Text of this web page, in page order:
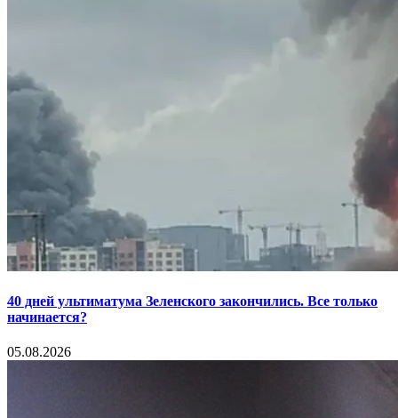
40 дней ультиматума Зеленского закончились. Все только
начинается?
05.08.2026